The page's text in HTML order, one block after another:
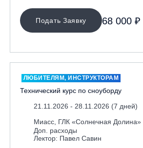
Подать Заявку 68 000 ₽
ЛЮБИТЕЛЯМ, ИНСТРУКТОРАМ
Технический курс по сноуборду
21.11.2026 - 28.11.2026 (7 дней)
Миасс, ГЛК «Солнечная Долина»
Доп. расходы
Лектор: Павел Савин